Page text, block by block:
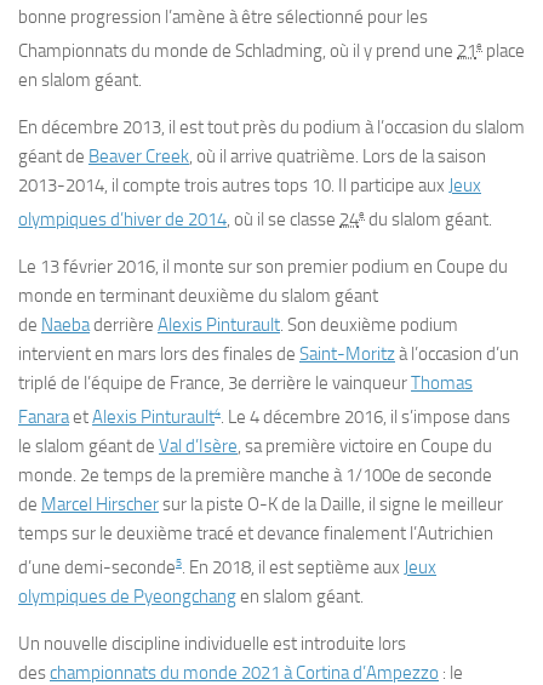
bonne progression l’amène à être sélectionné pour les
Championnats du monde de Schladming, où il y prend une 21e place
en slalom géant.
En décembre 2013, il est tout près du podium à l’occasion du slalom
géant de Beaver Creek, où il arrive quatrième. Lors de la saison
2013-2014, il compte trois autres tops 10. Il participe aux Jeux
olympiques d’hiver de 2014, où il se classe 24e du slalom géant.
Le 13 février 2016, il monte sur son premier podium en Coupe du
monde en terminant deuxième du slalom géant
de Naebaderrière Alexis Pinturault. Son deuxième podium
intervient en mars lors des finales de Saint-Moritzà l’occasion d’un
triplé de l’équipe de France, 3e derrière le vainqueurThomas
FanaraetAlexis Pinturault4. Le 4 décembre 2016, il s’impose dans
le slalom géant de Val d’Isère, sa première victoire en Coupe du
monde. 2e temps de la première manche à 1/100e de seconde
de Marcel Hirschersur la piste O-K de la Daille, il signe le meilleur
temps sur le deuxième tracé et devance finalement l’Autrichien
d’une demi-seconde5. En 2018, il est septième aux Jeux
olympiques de Pyeongchangen slalom géant.
Un nouvelle discipline individuelle est introduite lors
deschampionnats du monde 2021 à Cortina d’Ampezzo : le